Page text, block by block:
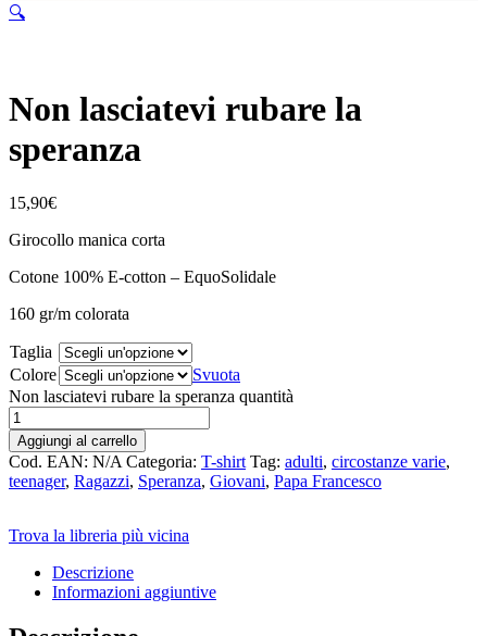
🔍
Non lasciatevi rubare la
speranza
15,90€
Girocollo manica corta
Cotone 100% E-cotton – EquoSolidale
160 gr/m colorata
Taglia
Colore
Svuota
Non lasciatevi rubare la speranza quantità
Aggiungi al carrello
Cod. EAN: N/A Categoria: T-shirt Tag: adulti, circostanze varie,
teenager, Ragazzi, Speranza, Giovani, Papa Francesco
Trova la libreria più vicina
Descrizione
Informazioni aggiuntive